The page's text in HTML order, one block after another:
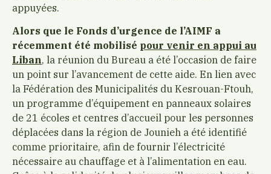
appuyées.
Alors que le Fonds d’urgence de l’AIMF a
récemment été mobilisé pour venir en appui au
Liban, la réunion du Bureau a été l’occasion de faire
un point sur l’avancement de cette aide. En lien avec
la Fédération des Municipalités du Kesrouan-Ftouh,
un programme d’équipement en panneaux solaires
de 21 écoles et centres d’accueil pour les personnes
déplacées dans la région de Jounieh a été identifié
comme prioritaire, afin de fournir l’électricité
nécessaire au chauffage et à l’alimentation en eau.